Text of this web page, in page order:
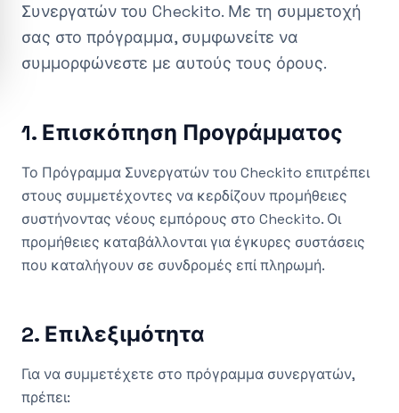
Συνεργατών του Checkito. Με τη συμμετοχή
σας στο πρόγραμμα, συμφωνείτε να
συμμορφώνεστε με αυτούς τους όρους.
1. Επισκόπηση Προγράμματος
Το Πρόγραμμα Συνεργατών του Checkito επιτρέπει
στους συμμετέχοντες να κερδίζουν προμήθειες
συστήνοντας νέους εμπόρους στο Checkito. Οι
προμήθειες καταβάλλονται για έγκυρες συστάσεις
που καταλήγουν σε συνδρομές επί πληρωμή.
2. Επιλεξιμότητα
Για να συμμετέχετε στο πρόγραμμα συνεργατών,
πρέπει: